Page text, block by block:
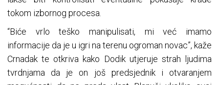
tokom izbornog procesa.
“Biće vrlo teško manipulisati, mi već imamo
informacije da je u igri na terenu ogroman novac”, kaže
Crnadak te otkriva kako Dodik utjeruje strah ljudima
tvrdnjama da je on još predsjednik i otvaranjem